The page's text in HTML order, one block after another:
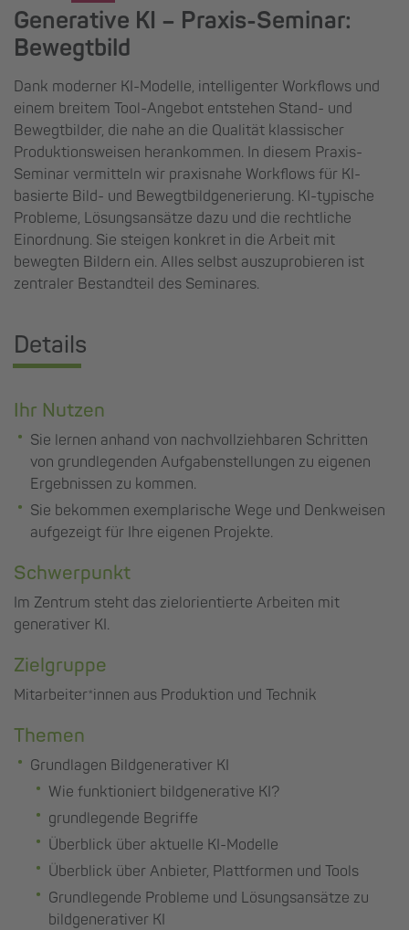
Generative KI – Praxis-Seminar:
Bewegtbild
Dank moderner KI-Modelle, intelligenter Workflows und
einem breitem Tool-Angebot entstehen Stand- und
Bewegtbilder, die nahe an die Qualität klassischer
Produktionsweisen herankommen. In diesem Praxis-
Seminar vermitteln wir praxisnahe Workflows für KI-
basierte Bild- und Bewegtbildgenerierung. KI-typische
Probleme, Lösungsansätze dazu und die rechtliche
Einordnung. Sie steigen konkret in die Arbeit mit
bewegten Bildern ein. Alles selbst auszuprobieren ist
zentraler Bestandteil des Seminares.
Details
Ihr Nutzen
Sie lernen anhand von nachvollziehbaren Schritten
von grundlegenden Aufgabenstellungen zu eigenen
Ergebnissen zu kommen.
Sie bekommen exemplarische Wege und Denkweisen
aufgezeigt für Ihre eigenen Projekte.
Schwerpunkt
Im Zentrum steht das zielorientierte Arbeiten mit
generativer KI.
Zielgruppe
Mitarbeiter*innen aus Produktion und Technik
Themen
Grundlagen Bildgenerativer KI
Wie funktioniert bildgenerative KI?
grundlegende Begriffe
Überblick über aktuelle KI-Modelle
Überblick über Anbieter, Plattformen und Tools
Grundlegende Probleme und Lösungsansätze zu
bildgenerativer KI